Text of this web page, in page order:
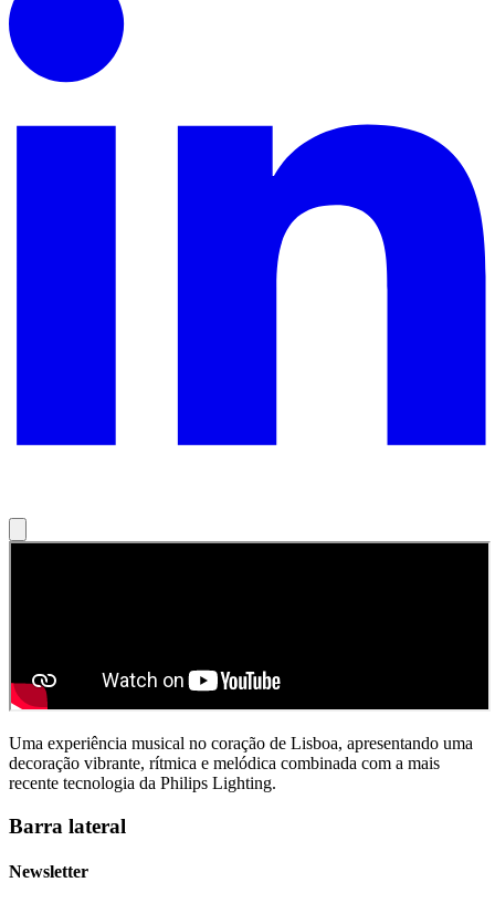
Uma experiência musical no coração de Lisboa, apresentando uma
decoração vibrante, rítmica e melódica combinada com a mais
recente tecnologia da Philips Lighting.
Barra lateral
Newsletter